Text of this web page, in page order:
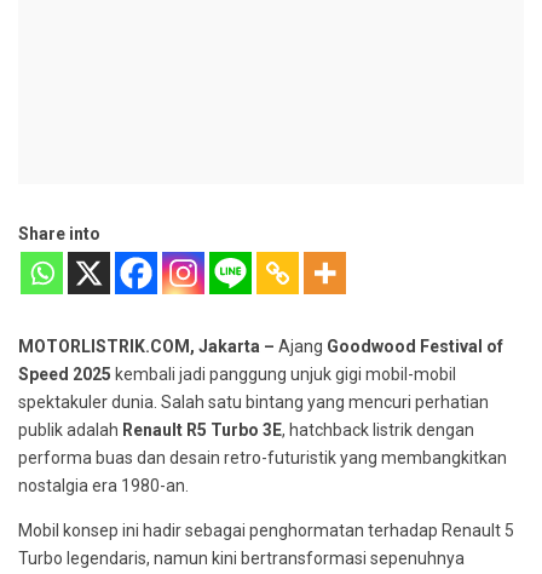
Share into
MOTORLISTRIK.COM, Jakarta – Ajang Goodwood Festival of
Speed 2025 kembali jadi panggung unjuk gigi mobil-mobil
spektakuler dunia. Salah satu bintang yang mencuri perhatian
publik adalah Renault R5 Turbo 3E, hatchback listrik dengan
performa buas dan desain retro-futuristik yang membangkitkan
nostalgia era 1980-an.
Mobil konsep ini hadir sebagai penghormatan terhadap Renault 5
Turbo legendaris, namun kini bertransformasi sepenuhnya